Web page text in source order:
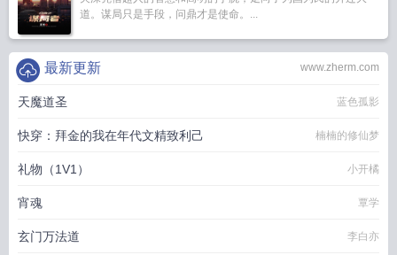
道。谋局只是手段，问鼎才是使命。...
www.zherm.com
最新更新
天魔道圣 蓝色孤影
快穿：拜金的我在年代文精致利己 楠楠的修仙梦
礼物（1V1） 小开橘
宵魂 覃学
玄门万法道 李白亦